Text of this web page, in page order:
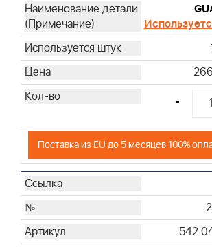
-
Поставка из EU до 5 месяцев 100%
542